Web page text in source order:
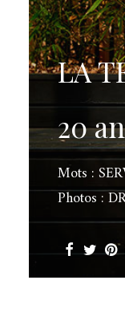
LA
20
Mots :
Photos :